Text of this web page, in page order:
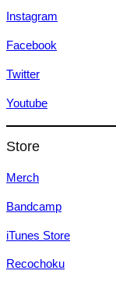
Instagram
Facebook
Twitter
Youtube
Store
Merch
Bandcamp
iTunes Store
Recochoku